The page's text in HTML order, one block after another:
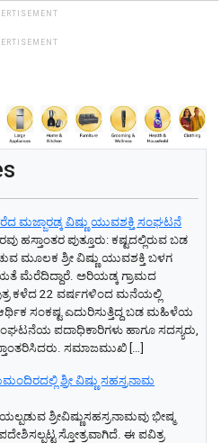
ವಿಷ್ಣು ಯುವಶಕ್ತಿ ಸಂಘಟನೆ
ಹಸ್ತಾಂತರ ಪುತ್ತೂರು: ಕಷ್ಟದಲ್ಲಿರುವ ಬಡ
ಮೂಲಕ ಶ್ರೀ ವಿಷ್ಣು ಯುವಶಕ್ತಿ ಬಳಗ
ಮೆರೆದಿದ್ದಾರೆ. ಅರಿಯಡ್ಕ ಗ್ರಾಮದ
ಕಳೆದ 22 ವರ್ಷಗಳಿಂದ ಮನೆಯಲ್ಲಿ
ಸಂಕಷ್ಟ ಎದುರಿಸುತ್ತಿದ್ದ ಬಡ ಮಹಿಳೆಯ
ಪದಾಧಿಕಾರಿಗಳು ಹಾಗೂ ಸದಸ್ಯರು,
ಸಮಾಜಮುಖಿ […]
ಶ್ರೀ ವಿಷ್ಣು ಸಹಸ್ರನಾಮ
ಶ್ರೀವಿಷ್ಣುಸಹಸ್ರನಾಮವು ಭೀಷ್ಮ
ಸ್ತೋತ್ರವಾಗಿದೆ. ಈ ಪವಿತ್ರ